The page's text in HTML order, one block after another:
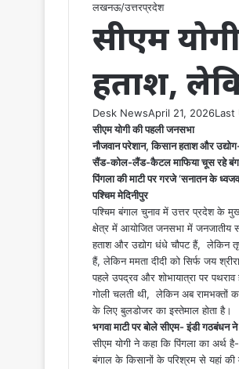
लखनऊ/उत्तरप्रदेश
सीएम
हताश,
Desk NewsApril 21, 2026Last
सीएम योगी की पहली जनसभा
नौजवान परेशान, किसान हताश और
सैंड-कोल-लैंड-कैटल माफिया चूस रहे
पिंगला की माटी पर गरजे ‘सनातन के
पश्चिम मेदिनीपुर
पश्चिम बंगाल चुनाव में उत्तर प्रदेश के
क्षेत्र में आयोजित जनसभा में जनजातीय
हताश और उद्योग धंधे चौपट हैं, लेकिन
हैं, लेकिन ममता दीदी को सिर्फ जय
पहले उपद्रव और शोभायात्रा पर
गोली चलती थी, लेकिन अब रामभक्तों
के लिए बुलडोजर का इस्तेमाल होता है।
भगवा माटी पर बोले सीएम- इंडी गठबंधन
सीएम योगी ने कहा कि पिंगला का अर्थ
बंगाल के किसानों के परिश्रम से यहां की